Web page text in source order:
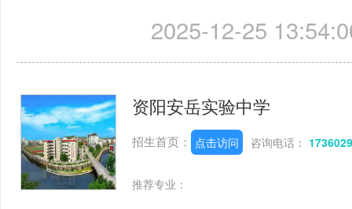
2025-12-25
资阳安岳实验中学
招生首页： 点击访问 咨询电话：
推荐专业：